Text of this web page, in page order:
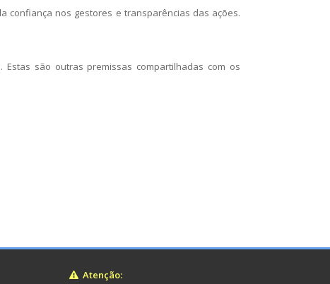
confiança nos gestores e transparências das ações.
são outras premissas compartilhadas com os
Atenção: